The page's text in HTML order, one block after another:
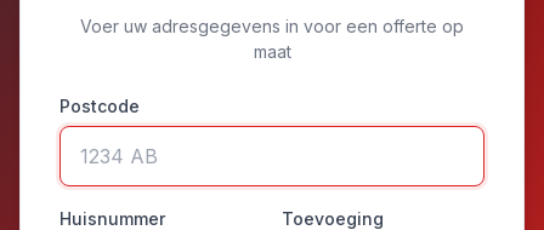
Voer uw adresgegevens in voor een offerte op
maat
Postcode
Huisnummer Toevoeging